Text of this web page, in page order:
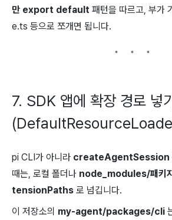
만 export default 패턴을 따르고, 부가
e.ts 등으로 쪼개면 됩니다.
7. SDK 앱에 확장 경로 넣기
pi CLI가 아니라 createAgentSession
때는, 로컬 폴더나 node_modules/패키
tensionPaths 로 넘깁니다.
이 저장소의 my-agent/packages/cli